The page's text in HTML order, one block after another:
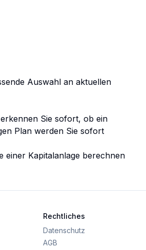
Auswahl an aktuellen
Sie sofort, ob ein
Plan werden Sie sofort
einer Kapitalanlage berechnen
Rechtliches
Datenschutz
AGB